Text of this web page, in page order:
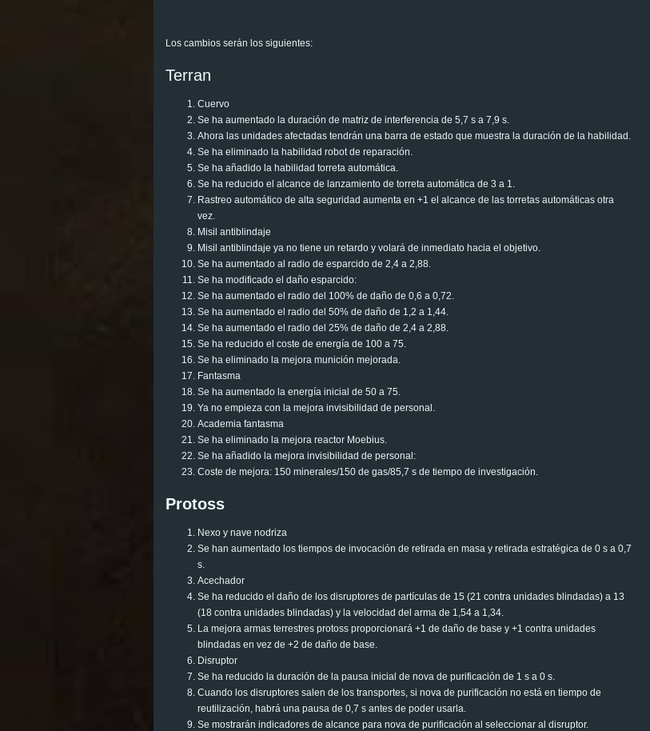
Los cambios serán los siguientes:
Terran
Cuervo
Se ha aumentado la duración de matriz de interferencia de 5,7 s a 7,9 s.
Ahora las unidades afectadas tendrán una barra de estado que muestra la duración de la habilidad.
Se ha eliminado la habilidad robot de reparación.
Se ha añadido la habilidad torreta automática.
Se ha reducido el alcance de lanzamiento de torreta automática de 3 a 1.
Rastreo automático de alta seguridad aumenta en +1 el alcance de las torretas automáticas otra
vez.
Misil antiblindaje
Misil antiblindaje ya no tiene un retardo y volará de inmediato hacia el objetivo.
Se ha aumentado al radio de esparcido de 2,4 a 2,88.
Se ha modificado el daño esparcido:
Se ha aumentado el radio del 100% de daño de 0,6 a 0,72.
Se ha aumentado el radio del 50% de daño de 1,2 a 1,44.
Se ha aumentado el radio del 25% de daño de 2,4 a 2,88.
Se ha reducido el coste de energía de 100 a 75.
Se ha eliminado la mejora munición mejorada.
Fantasma
Se ha aumentado la energía inicial de 50 a 75.
Ya no empieza con la mejora invisibilidad de personal.
Academia fantasma
Se ha eliminado la mejora reactor Moebius.
Se ha añadido la mejora invisibilidad de personal:
Coste de mejora: 150 minerales/150 de gas/85,7 s de tiempo de investigación.
Protoss
Nexo y nave nodriza
Se han aumentado los tiempos de invocación de retirada en masa y retirada estratégica de 0 s a 0,7
s.
Acechador
Se ha reducido el daño de los disruptores de partículas de 15 (21 contra unidades blindadas) a 13
(18 contra unidades blindadas) y la velocidad del arma de 1,54 a 1,34.
La mejora armas terrestres protoss proporcionará +1 de daño de base y +1 contra unidades
blindadas en vez de +2 de daño de base.
Disruptor
Se ha reducido la duración de la pausa inicial de nova de purificación de 1 s a 0 s.
Cuando los disruptores salen de los transportes, si nova de purificación no está en tiempo de
reutilización, habrá una pausa de 0,7 s antes de poder usarla.
Se mostrarán indicadores de alcance para nova de purificación al seleccionar al disruptor.